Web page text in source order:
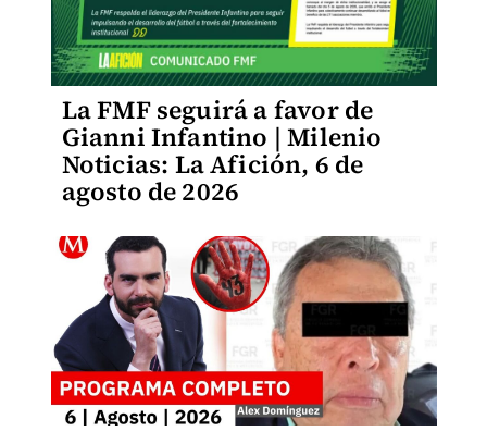
La FMF seguirá a favor de
Gianni Infantino | Milenio
Noticias: La Afición, 6 de
agosto de 2026